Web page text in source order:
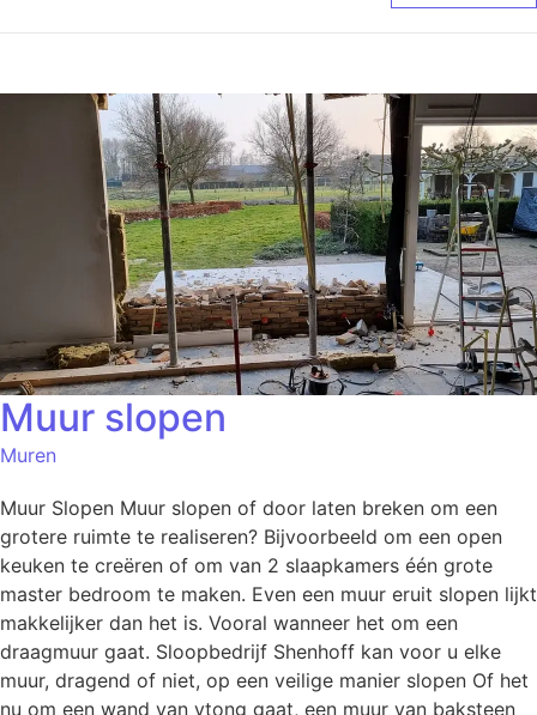
Muur slopen
Muren
Muur Slopen Muur slopen of door laten breken om een
grotere ruimte te realiseren? Bijvoorbeeld om een open
keuken te creëren of om van 2 slaapkamers één grote
master bedroom te maken. Even een muur eruit slopen lijkt
makkelijker dan het is. Vooral wanneer het om een
draagmuur gaat. Sloopbedrijf Shenhoff kan voor u elke
muur, dragend of niet, op een veilige manier slopen Of het
nu om een wand van ytong gaat, een muur van baksteen